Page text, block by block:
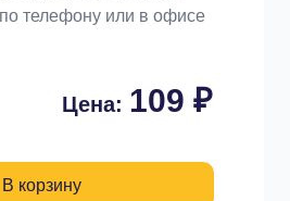
по телефону или в офисе
Цена: 109 ₽
В корзину